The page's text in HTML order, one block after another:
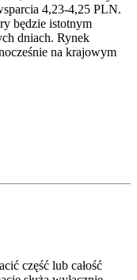
4,23-4,25 PLN.
będzie istotnym
dniach. Rynek
na krajowym
część lub całość